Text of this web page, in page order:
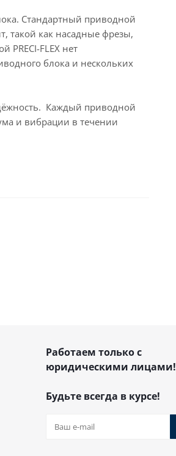
Стандартный приводной
такой как насадные фрезы,
PRECI-FLEX нет
блока и нескольких
Каждый приводной
и вибрации в течении
Работаем только с
юридическими лицами!
Будьте всегда в курсе!